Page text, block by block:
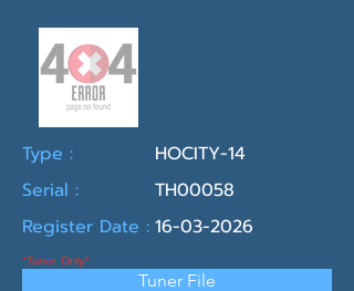
Type :
HOCITY-14
Serial :
TH00058
Register Date : 16-03-2026
*Tuner Only*
Tuner File